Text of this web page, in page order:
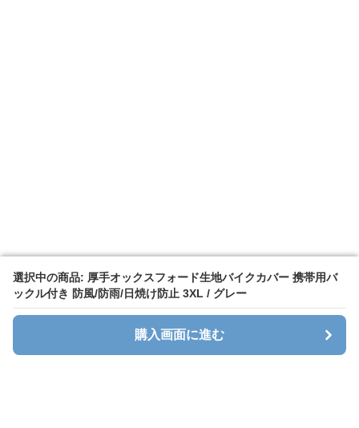
選択中の商品: 厚手オックスフォード生地バイクカバー 携帯用バ
ックル付き 防風/防雨/日焼け防止 3XL / グレー
購入画面に進む
選択中の商品: 厚手オックスフォード生地バイクカバー 携帯用バ
ックル付き 防風/防雨/日焼け防止 3XL / グレー
購入画面に進む